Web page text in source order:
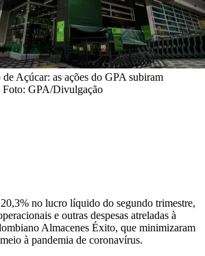
Açúcar: as ações do GPA subiram
Foto: GPA/Divulgação
no lucro líquido do segundo trimestre,
e outras despesas atreladas à
Almacenes Éxito, que minimizaram
à pandemia de coronavírus.